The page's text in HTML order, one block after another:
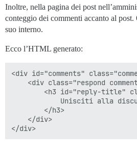
Inoltre, nella pagina dei post
conteggio dei commenti accanto al
suo interno.
Ecco l’HTML generato:
<div id="comments"